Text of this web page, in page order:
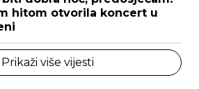
hitom otvorila koncert u
Prikaži više vijesti